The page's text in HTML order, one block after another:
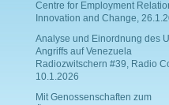
Centre for Employment
Innovation and Change,
Analyse und Einordnung des
Angriffs auf Venezuela
Radiozwitschern #39, Radio
10.1.2026
Mit Genossenschaften zum